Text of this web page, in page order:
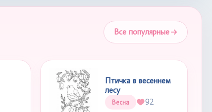
Все популярные
Птичка в весеннем
лесу
Весна 92